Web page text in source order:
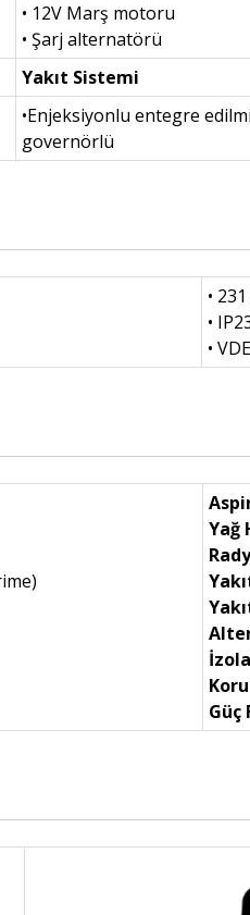
• 12V Marş motoru
• Şarj alternatörü
Yakıt Sistemi
•Enjeksiyonlu entegre
governörlü
•
•
•
Yağ
Güç